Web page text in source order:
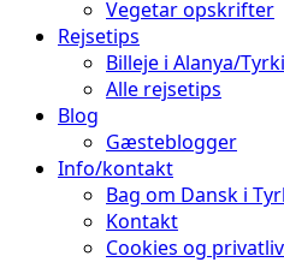
Vegetar opskrifter
Rejsetips
Billeje i Alanya/
Alle rejsetips
Blog
Gæsteblogger
Info/kontakt
Bag om Dansk i
Kontakt
Cookies og